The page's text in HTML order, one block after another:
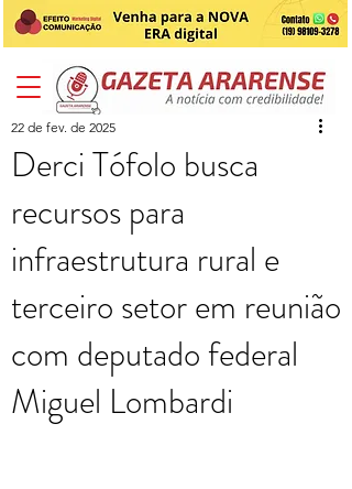
Derci Tófolo busca
recursos para
infraestrutura rural e
terceiro setor em reunião
com deputado federal
Miguel Lombardi
22 de fev. de 2025